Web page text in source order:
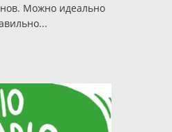
Можно идеально